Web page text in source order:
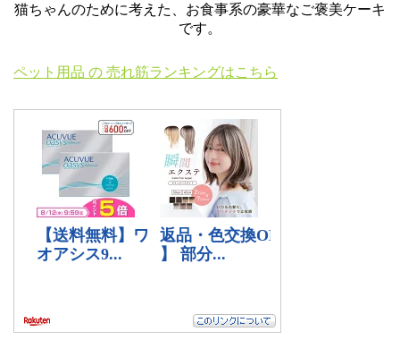
猫ちゃんのために考えた、お食事系の豪華なご褒美ケーキ
です。
ペット用品 の 売れ筋ランキングはこちら